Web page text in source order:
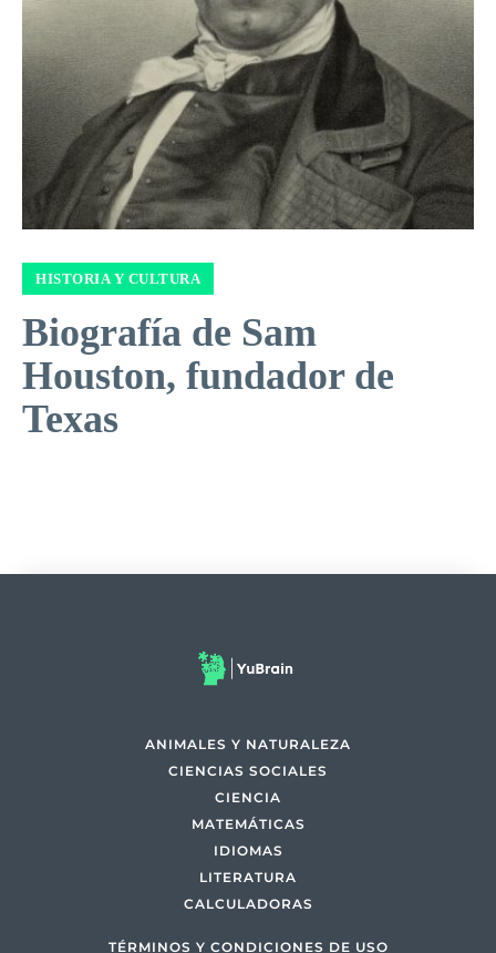
HISTORIA Y CULTURA
Biografía de Sam
Houston, fundador de
Texas
ANIMALES Y NATURALEZA
CIENCIAS SOCIALES
CIENCIA
MATEMÁTICAS
IDIOMAS
LITERATURA
CALCULADORAS
TÉRMINOS Y CONDICIONES DE USO